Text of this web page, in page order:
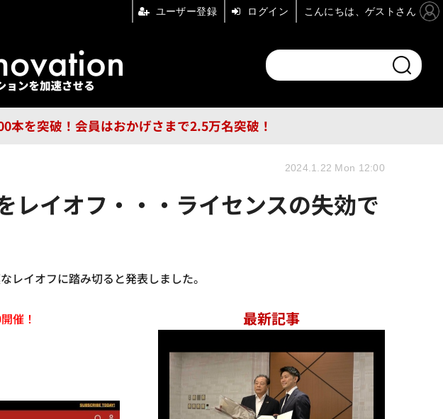
を突破！会員はおかげさまで2.5万名突破！
特集 ブランドチャンネル
フォーエム その他
レイオフ・・・ライセンスの失効で
レイオフに踏み切ると発表しました。
2024.1.22 Mon 12:00
催！ 最新記事
ユーザー登録 ログイン こんにちは、ゲストさん